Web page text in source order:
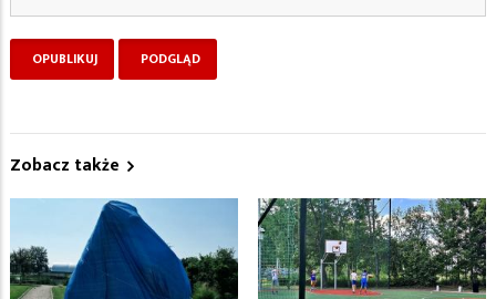
Zobacz także